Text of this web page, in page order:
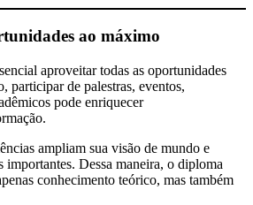
ao máximo
aproveitar todas as oportunidades
participar de palestras, eventos,
pode enriquecer
ampliam sua visão de mundo e
importantes. Dessa maneira, o diploma
conhecimento teórico, mas também